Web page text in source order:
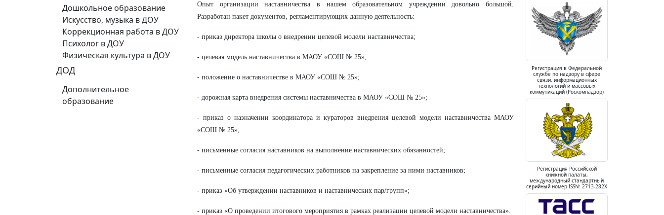
Дошкольное образование
Искусство, музыка в ДОУ
Коррекционная работа в ДОУ
Психолог в ДОУ
Физическая культура в ДОУ
ДОД
Дополнительное
образование
Опыт организации наставничества в нашем образовательном учреждении довольно большой.
Разработан пакет документов, регламентирующих данную деятельность:
- приказ директора школы о внедрении целевой модели наставничества;
- целевая модель наставничества в МАОУ «СОШ № 25»;
- положение о наставничестве в МАОУ «СОШ № 25»;
- дорожная карта внедрения системы наставничества в МАОУ «СОШ № 25»;
- приказ о назначении координатора и кураторов внедрения целевой модели наставничества МАОУ
«СОШ № 25»;
- письменные согласия наставников на выполнение наставнических обязанностей;
- письменные согласия педагогических работников на закрепление за ними наставников;
- приказ «Об утверждении наставников и наставнических пар/групп»;
- приказ «О проведении итогового мероприятия в рамках реализации целевой модели наставничества».
Регистрация в Федеральной
службе по надзору в сфере
связи, информационных
технологий и массовых
коммуникаций (Роскомнадзор)
Регистрация Российской
книжной палаты,
международный стандартный
серийный номер ISSN: 2713-282X